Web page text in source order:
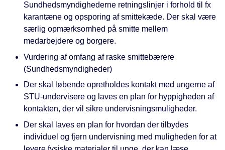
Sundhedsmyndighederne retningslinjer i forhold til fx
karantæne og opsporing af smittekæde. Der skal være
særlig opmærksomhed på smitte mellem
medarbejdere og borgere.
Vurdering af omfang af raske smittebærere
(Sundhedsmyndigheder)
Der skal løbende opretholdes kontakt med ungerne af
STU-undervisere og laves en plan for hyppigheden af
kontakten, der vil sikre undervisningsmuligheder.
Der skal laves en plan for hvordan der tilbydes
individuel og fjern undervisning med muligheden for at